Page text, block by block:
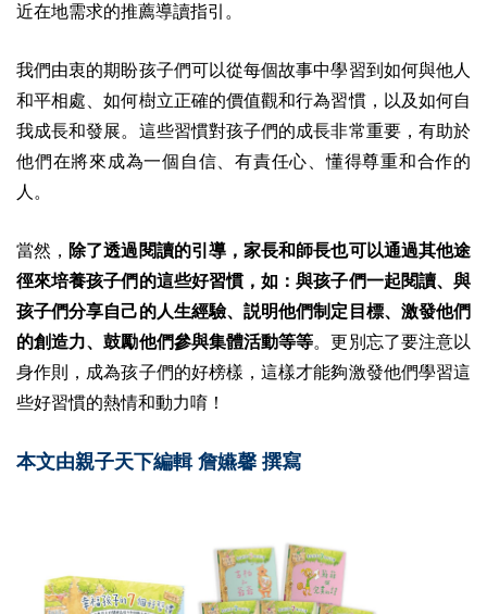
近在地需求的推薦導讀指引。
我們由衷的期盼孩子們可以從每個故事中學習到如何與他人
和平相處、如何樹立正確的價值觀和行為習慣，以及如何自
我成長和發展。這些習慣對孩子們的成長非常重要，有助於
他們在將來成為一個自信、有責任心、懂得尊重和合作的
人。
當然， 除了透過閱讀的引導，家長和師長也可以通過其他途
徑來培養孩子們的這些好習慣，如：與孩子們一起閱讀、與
孩子們分享自己的人生經驗、説明他們制定目標、激發他們
的創造力、鼓勵他們參與集體活動等等。更別忘了要注意以
身作則，成為孩子們的好榜樣，這樣才能夠激發他們學習這
些好習慣的熱情和動力唷！
本文由親子天下編輯 詹嬿馨 撰寫